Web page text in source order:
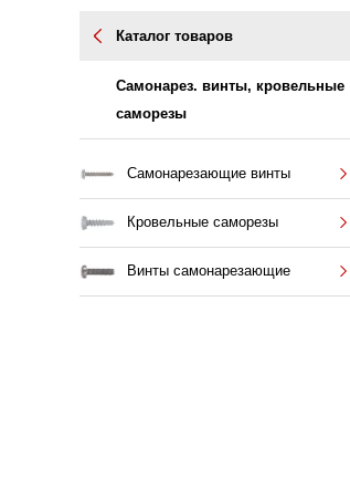
Каталог товаров
Самонарез. винты, кровельные
саморезы
Самонарезающие винты
Кровельные саморезы
Винты самонарезающие